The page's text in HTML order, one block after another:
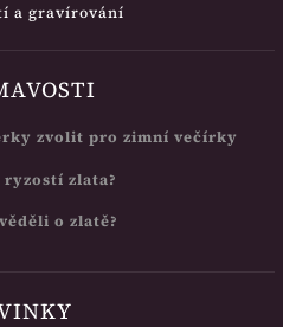
a gravírování
zvolit pro zimní večírky
ryzostí zlata?
o zlatě?